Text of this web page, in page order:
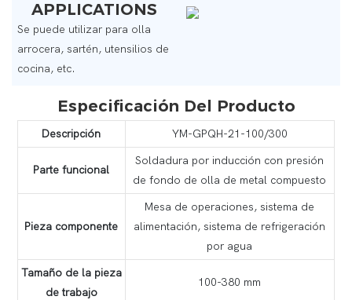
APPLICATIONS
Se puede utilizar para olla
arrocera, sartén, utensilios de
cocina, etc.
Especificación Del Producto
Descripción YM-GPQH-21-100/300
Parte funcional
Soldadura por inducción con presión
de fondo de olla de metal compuesto
Pieza componente
Mesa de operaciones, sistema de
alimentación, sistema de refrigeración
por agua
Tamaño de la pieza
de trabajo
100-380 mm